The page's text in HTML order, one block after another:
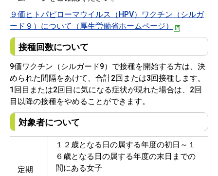
９価ヒトパピローマウイルス（HPV）ワクチン（シルガ
ード９）について（厚生労働省ホームページ）
接種回数について
9価ワクチン（シルガード9）で接種を開始する方は、決
められた間隔をあけて、合計2回または3回接種します。
1回目または2回目に気になる症状が現れた場合は、2回
目以降の接種をやめることができます。
対象者について
定期
１２歳となる日の属する年度の初日～１
６歳となる日の属する年度の末日までの
間にある女子